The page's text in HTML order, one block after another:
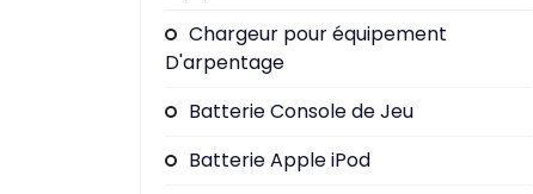
Chargeur pour équipement
D'arpentage
Batterie Console de Jeu
Batterie Apple iPod